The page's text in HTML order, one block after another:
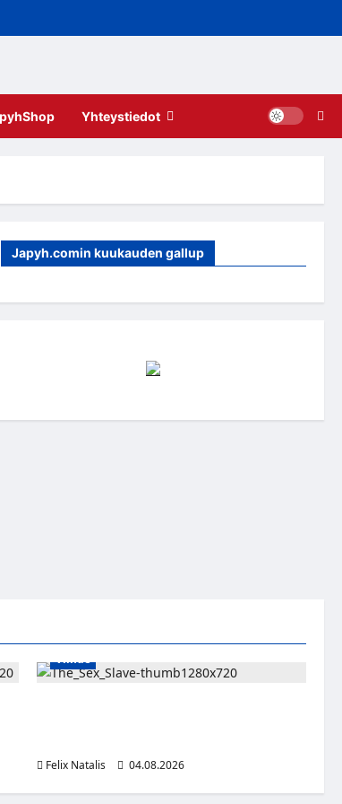
Yhteystiedot
Japyh.comin kuukauden gallup
Viihde
Felix Natalis
04.08.2026